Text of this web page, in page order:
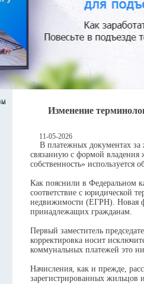
Изменение
11-05-2026
В платежных документах за
связанную с формой владения
собственность» используется
Как пояснили в Федеральном
соответствие с юридической
недвижимости (ЕГРН). Новая
принадлежащих гражданам.
Первый заместитель
корректировка носит
коммунальных платежей это
Начисления, как и прежде,
зарегистрированных жильцов